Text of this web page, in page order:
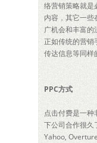
络营销策略就是
内容，其它一些
广机会和丰富的
正如传统的营销
传达信息等同样
PPC方式
点击付费是一
下公司合作很
Yahoo,